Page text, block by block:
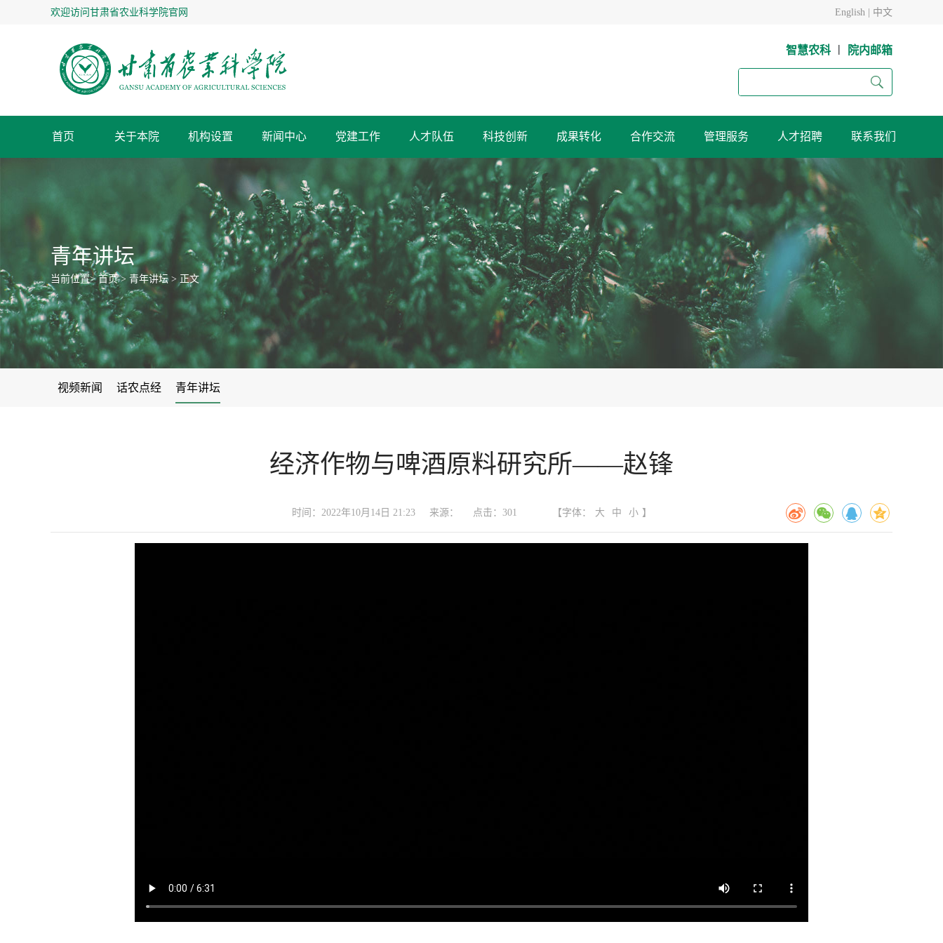
欢迎访问甘肃省农业科学院官网 English 中文
智慧农科 | 院内邮箱
首页 关于本院
现任领导 历史沿革
创新文化 大事记 精彩回眸
机构设置
党委办公室
纪委、监察室 人事处
科研管理处 财务资产管理处
科技成果转化处 科技合作交流处
后勤服务中心
科研机构
作物研究所 小麦研究所
蔬菜研究所 马铃薯研究所
旱地农业研究所 生物技术研究所
林果花卉研究所 植物保护研究所
农产品贮藏加工研究所
畜草与绿色农业研究所（农业质
量标准与检测技术研究所）
试验站
黄羊麦类作物育种试验站
榆中高寒农业试验站
张掖节水农业试验站
新闻中心
工作动态 党建动态
科研进展 媒体聚焦 合作交流
通知公告
党建工作 人才队伍
专家名录
科技创新
平台建设 成果展示
科技服务 科研产出 仪器共享
成果转化
乡村振兴 推荐成果
知识产权 平台基地 政策法规
合作交流
学会与联盟 办事指南
科普服务
管理服务
下载中心 服务指南
人才招聘 联系我们
优秀专家 享受国务院颁发政府特殊津贴人 全国优秀科技工作者
新世纪百千万人才工程国家级人
选
甘肃省科技功臣 甘肃省政府特聘科技专家
甘肃省领军人才 甘肃省宣传文化系统“四个一批”
人才
甘肃省属科研院所学科带头人
青年讲坛
当前位置>首页> 青年讲坛 > 正文
视频新闻 话农点经 青年讲坛
经济作物与啤酒原料研究所——赵锋
时间：2022年10月14日 21:23 来源： 点击： 301 【字体： 大 中 小 】